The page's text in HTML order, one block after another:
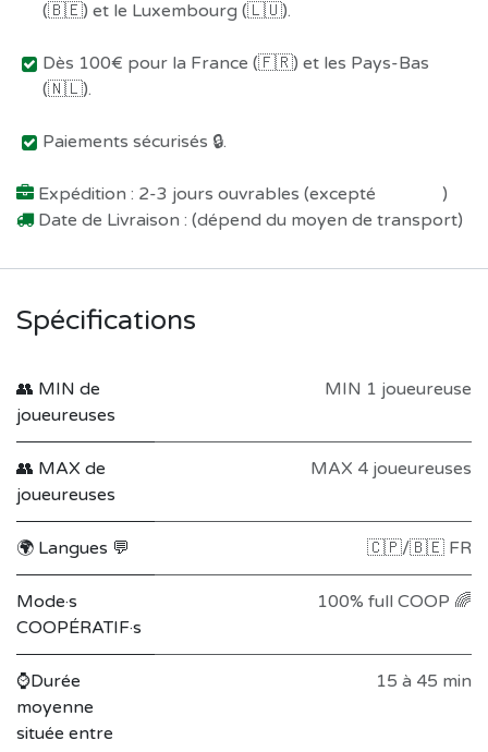
(🇧🇪) et le Luxembourg (🇱🇺).
Dès 100€ pour la France (🇫🇷) et les Pays-Bas
(🇳🇱).
Paiements sécurisés 🔒.
Expédition : 2-3 jours ouvrables (excepté
)
Date de Livraison : (dépend du moyen de transport)
Spécifications
👥 MIN de
joueureuses
MIN 1 joueureuse
👥 MAX de
joueureuses
MAX 4 joueureuses
🌍 Langues 💬 🇨🇵/🇧🇪 FR
Mode·s
COOPÉRATIF·s
100% full COOP 🌈
⌚Durée
moyenne
située entre
15 à 45 min